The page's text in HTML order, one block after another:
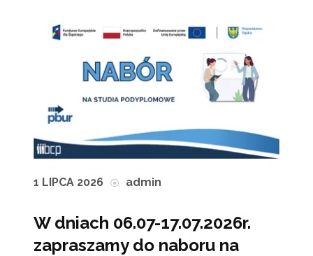
1 LIPCA 2026 admin
W dniach 06.07-17.07.2026r.
zapraszamy do naboru na